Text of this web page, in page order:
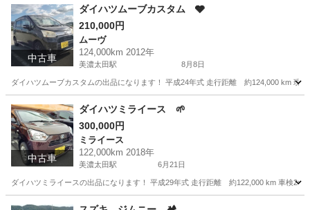
中古車
ダイハツムーブカスタム 🩶
210,000円
ムーヴ
124,000km 2012年
美濃太田駅 8月8日
ダイハツムーブカスタムの出品になります！ 平成24年式 走行距離 約124,000 km 現
岐阜 美濃加茂市 美濃太田駅
中古車
ダイハツミライース 🌱
300,000円
ミライース
122,000km 2018年
美濃太田駅 6月21日
ダイハツミライースの出品になります！ 平成29年式 走行距離 約122,000 km 車検2年
岐阜 美濃加茂市 美濃太田駅 ミライース